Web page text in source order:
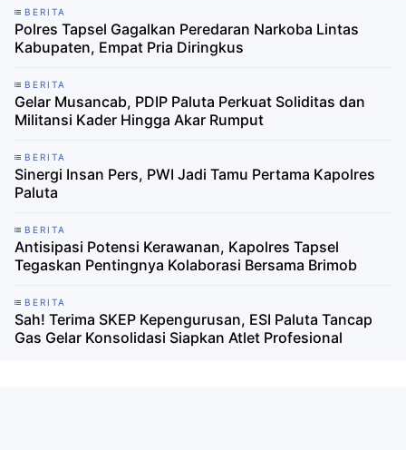
BERITA
Polres Tapsel Gagalkan Peredaran Narkoba Lintas
Kabupaten, Empat Pria Diringkus
BERITA
Gelar Musancab, PDIP Paluta Perkuat Soliditas dan
Militansi Kader Hingga Akar Rumput
BERITA
Sinergi Insan Pers, PWI Jadi Tamu Pertama Kapolres
Paluta
BERITA
Antisipasi Potensi Kerawanan, Kapolres Tapsel
Tegaskan Pentingnya Kolaborasi Bersama Brimob
BERITA
Sah! Terima SKEP Kepengurusan, ESI Paluta Tancap
Gas Gelar Konsolidasi Siapkan Atlet Profesional